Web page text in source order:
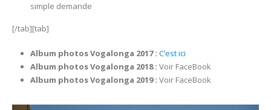
simple demande
[/tab][tab]
Album photos Vogalonga 2017 : C’est ici
Album photos Vogalonga 2018 : Voir FaceBook
Album photos Vogalonga 2019 : Voir FaceBook